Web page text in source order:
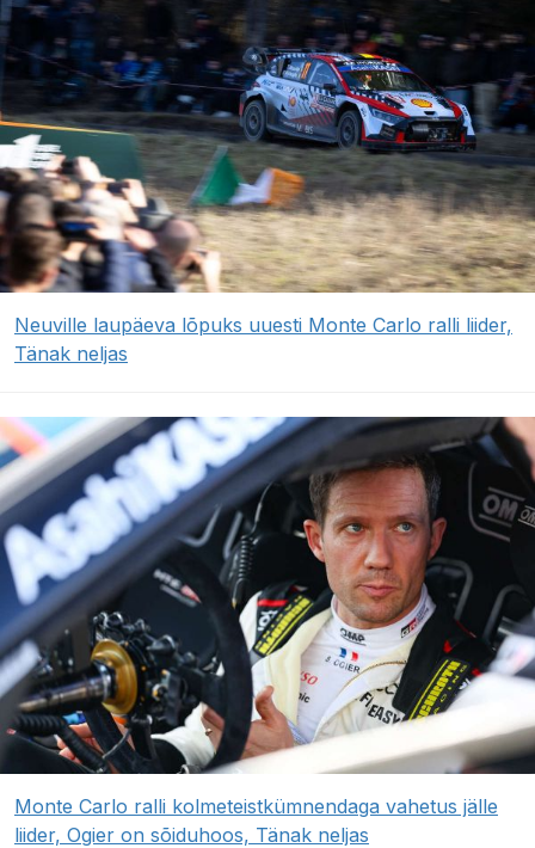
Neuville laupäeva lõpuks uuesti Monte Carlo ralli liider,
Tänak neljas
Monte Carlo ralli kolmeteistkümnendaga vahetus jälle
liider, Ogier on sõiduhoos, Tänak neljas